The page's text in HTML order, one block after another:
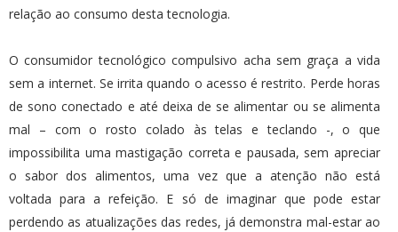
relação ao consumo desta tecnologia.
O consumidor tecnológico compulsivo acha sem graça a vida
sem a internet. Se irrita quando o acesso é restrito. Perde horas
de sono conectado e até deixa de se alimentar ou se alimenta
mal – com o rosto colado às telas e teclando -, o que
impossibilita uma mastigação correta e pausada, sem apreciar
o sabor dos alimentos, uma vez que a atenção não está
voltada para a refeição. E só de imaginar que pode estar
perdendo as atualizações das redes, já demonstra mal-estar ao